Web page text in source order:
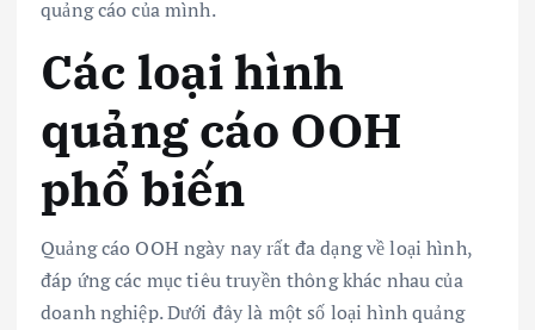
quảng cáo của mình.
Các loại hình
quảng cáo OOH
phổ biến
Quảng cáo OOH ngày nay rất đa dạng về loại hình,
đáp ứng các mục tiêu truyền thông khác nhau của
doanh nghiệp. Dưới đây là một số loại hình quảng